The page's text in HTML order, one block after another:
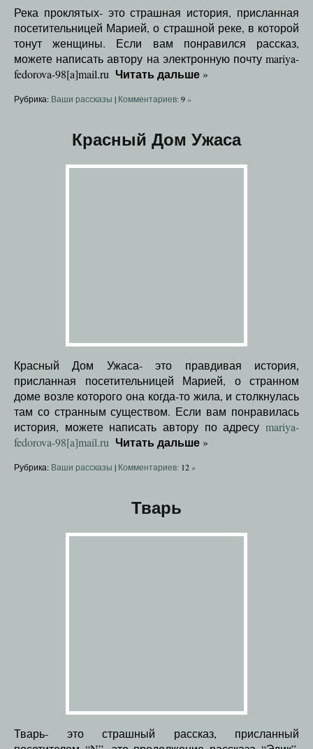
Река проклятых- это страшная история, присланная
посетительницей Марией, о страшной реке, в которой
тонут женщины. Если вам понравился рассказ,
можете написать автору на электронную почту mariya-
fedorova-98[a]mail.ru Читать дальше »
Рубрика: Ваши рассказы | Комментариев: 9»
Красный Дом Ужаса
Красный Дом Ужаса- это правдивая история,
присланная посетительницей Марией, о странном
доме возле которого она когда-то жила, и столкнулась
там со странным существом. Если вам понравилась
история, можете написать автору по адресу mariya-
fedorova-98[a]mail.ru Читать дальше »
Рубрика: Ваши рассказы | Комментариев: 12»
Тварь
Тварь- это страшный рассказ, присланный